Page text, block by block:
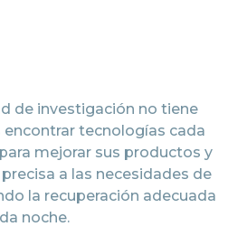
de investigación no tiene
tecnologías cada
mejorar sus productos y
a las necesidades de
la recuperación adecuada
noche.